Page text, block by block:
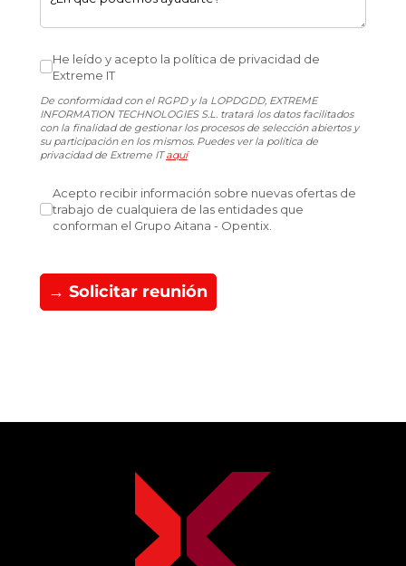
He leído y acepto la política de privacidad de Extreme IT
He leído y acepto la política de privacidad de
Extreme IT
De conformidad con el RGPD y la LOPDGDD, EXTREME
INFORMATION TECHNOLOGIES S.L. tratará los datos facilitados
con la finalidad de gestionar los procesos de selección abiertos y
su participación en los mismos. Puedes ver la política de
privacidad de Extreme ITaquí
Acepto recibir información sobre nuevas ofertas de
Acepto recibir información sobre nuevas ofertas de
trabajo de cualquiera de las entidades que
conforman el Grupo Aitana - Opentix.
→ Solicitar reunión